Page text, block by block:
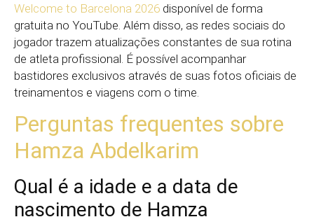
Welcome to Barcelona 2026 disponível de forma
gratuita no YouTube. Além disso, as redes sociais do
jogador trazem atualizações constantes de sua rotina
de atleta profissional. É possível acompanhar
bastidores exclusivos através de suas fotos oficiais de
treinamentos e viagens com o time.
Perguntas frequentes sobre
Hamza Abdelkarim
Qual é a idade e a data de
nascimento de Hamza